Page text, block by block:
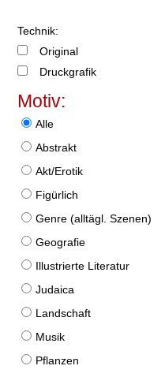
Technik:
Original
Druckgrafik
Motiv:
Alle
Abstrakt
Akt/Erotik
Figürlich
Genre (alltägl. Szenen)
Geografie
Illustrierte Literatur
Judaica
Landschaft
Musik
Pflanzen